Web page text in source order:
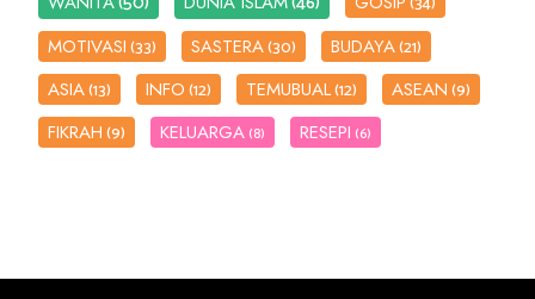
MOTIVASI(33) SASTERA(30) BUDAYA(21)
ASIA(13) INFO(12) TEMUBUAL(12) ASEAN(9)
FIKRAH(9) KELUARGA (8) RESEPI (6)